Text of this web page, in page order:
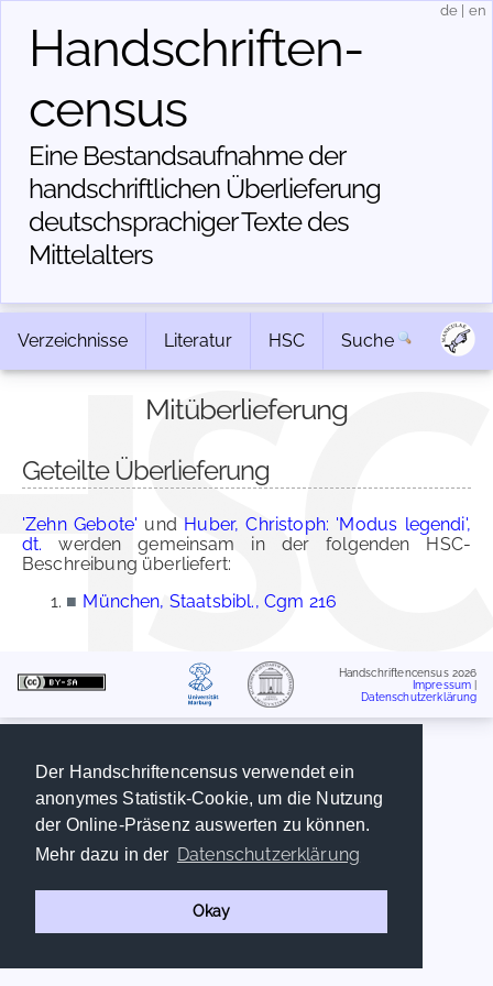
Der Handschriftencensus verwendet ein
anonymes Statistik-Cookie, um die Nutzung
der Online-Präsenz auswerten zu können.
Mehr dazu in der Datenschutzerklärung
Okay
Handschriften­
census
Eine Bestandsaufnahme der
handschriftlichen Über­lieferung
deutschsprachiger Texte des
Mittelalters
de en
Verzeichnisse Literatur HSC Suche
Mitüberlieferung
Geteilte Überlieferung
'Zehn Gebote' und Huber, Christoph: 'Modus legendi',
dt. werden gemeinsam in der folgenden HSC-
Beschreibung überliefert:
■ München, Staatsbibl., Cgm 216
Handschriftencensus 2026
Impressum
Datenschutzerklärung